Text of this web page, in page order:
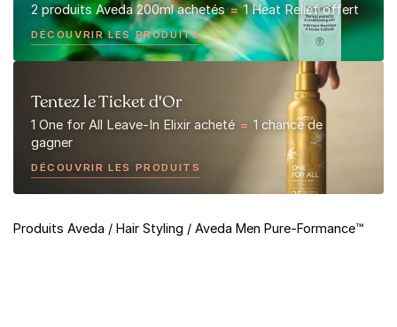
2 produits Aveda 200ml achetés=1 Heat Relief offert
DÉCOUVRIR LES PRODUITS
Tentez le Ticket d'Or
1 One for All Leave-In Elixir acheté = 1 chance de
gagner
DÉCOUVRIR LES PRODUITS
Produits Aveda / Hair Styling / Aveda Men Pure-Formance™